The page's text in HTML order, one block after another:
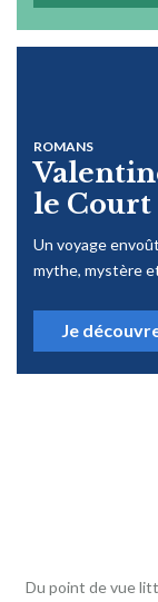
ROMANS
le Court
Un voyage
mythe, mystère
Je
Du point de vue